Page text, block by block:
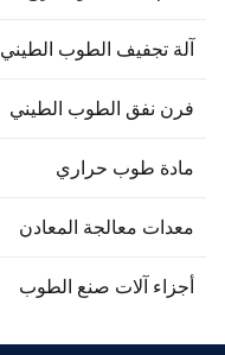
تجفيف الطوب الطيني
نفق الطوب الطيني
طوب حراري
معالجة المعادن
آلات صنع الطوب